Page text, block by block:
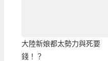
大陸新娘都太勢力與死要
錢！？